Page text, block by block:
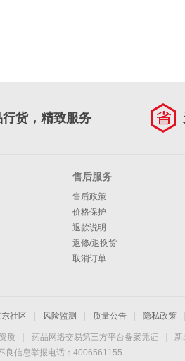
行货，精致服务
售后服务
售后政策
价格保护
退款说明
返修/退换货
取消订单
社区 风险监测 质量公告 隐私政策
质 药品网络交易第三方平台备案凭证
良信息举报电话：4006561155